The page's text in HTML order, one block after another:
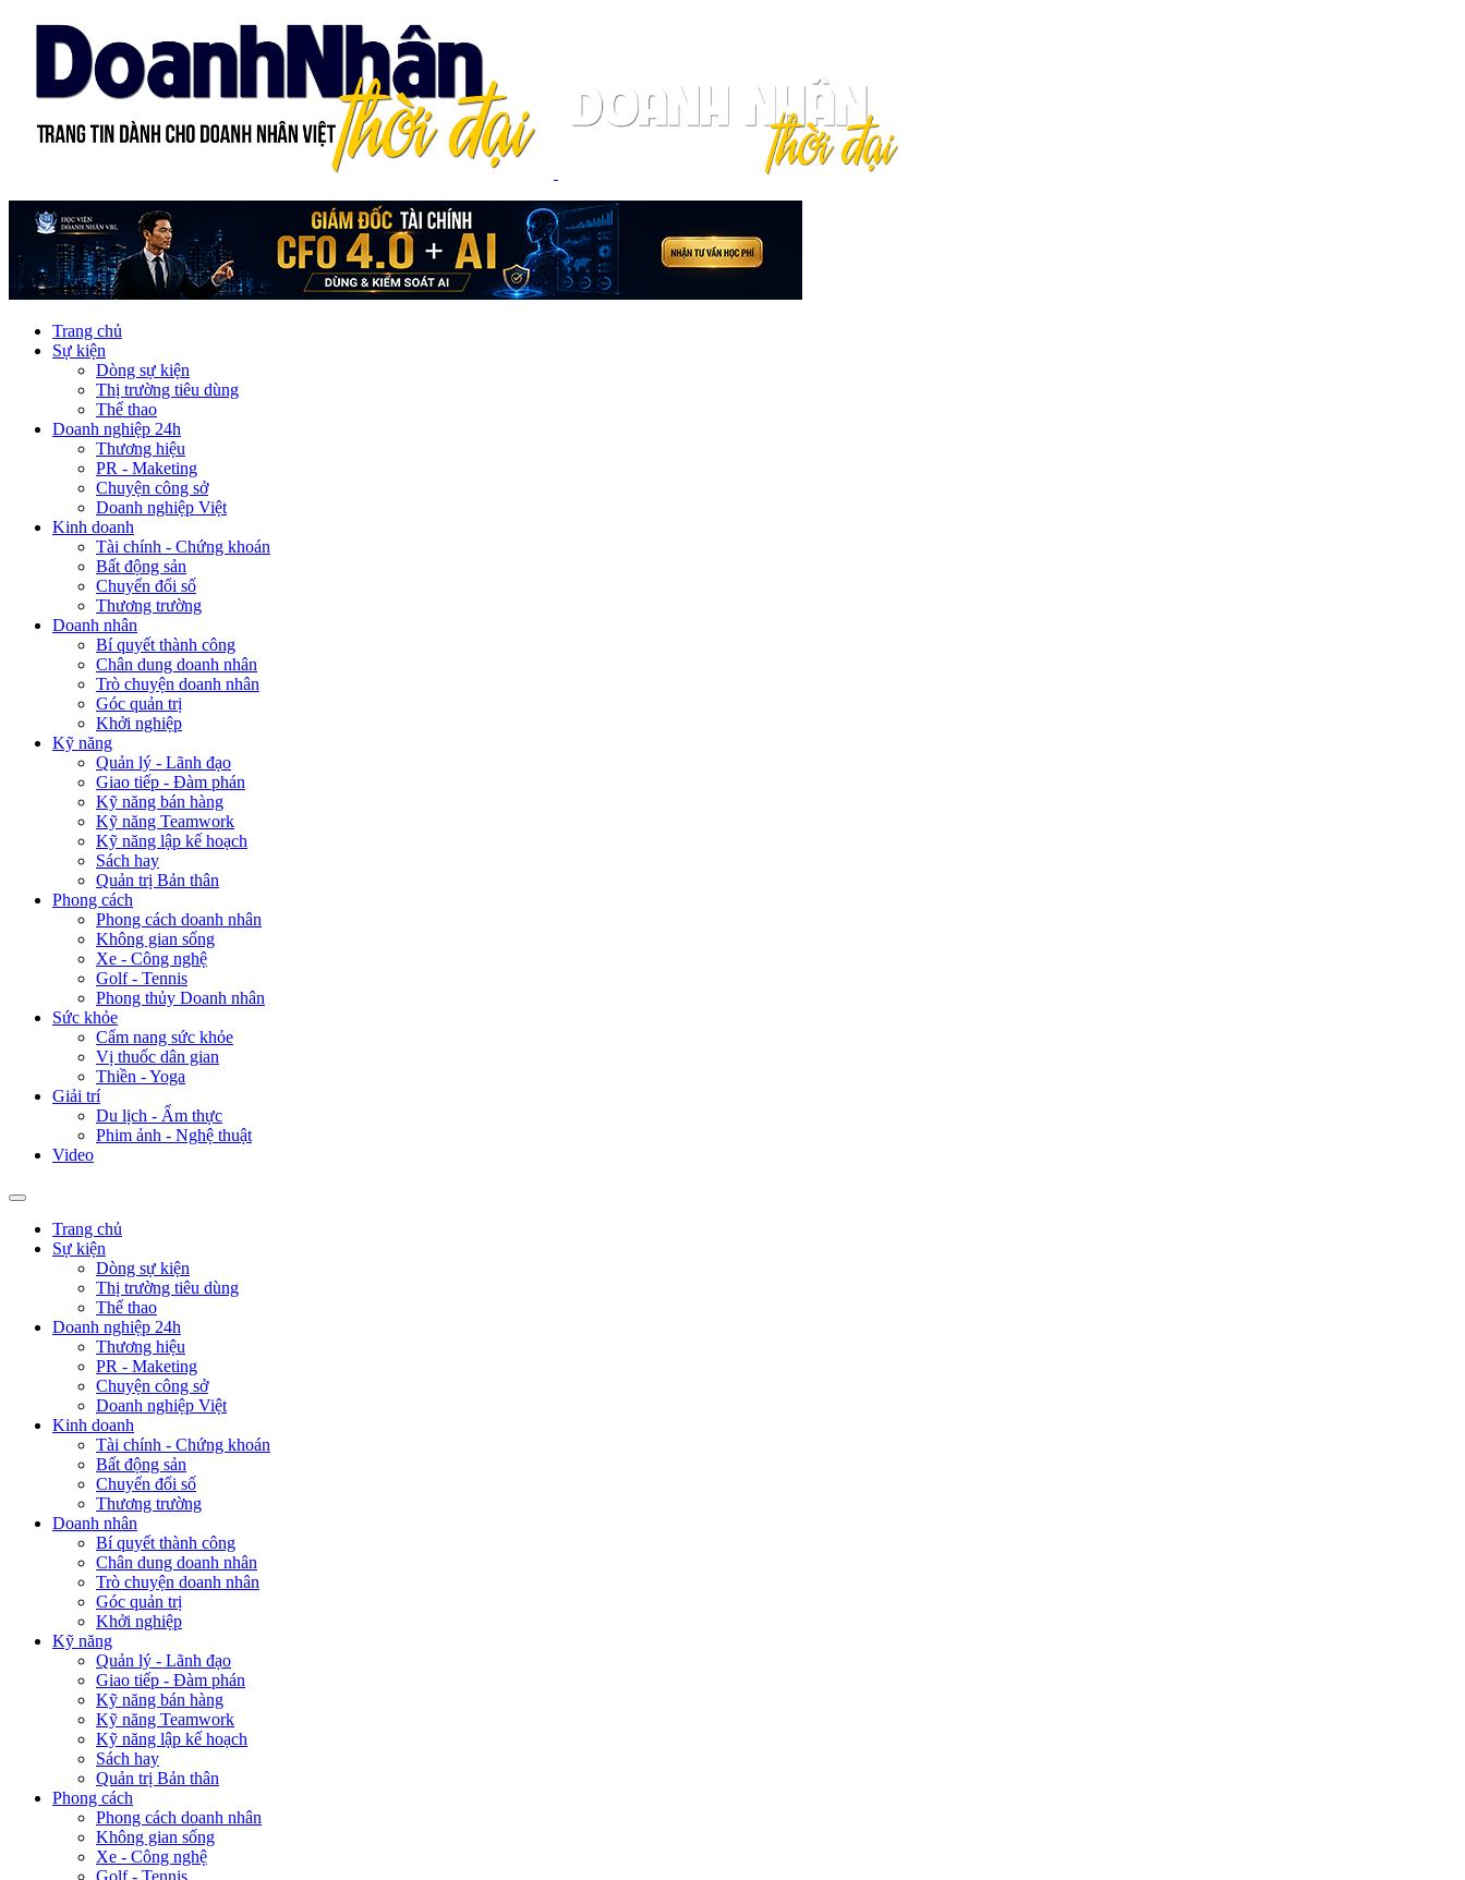
Trang chủ
Sự kiện
Dòng sự kiện
Thị trường tiêu dùng
Thể thao
Doanh nghiệp 24h
Thương hiệu
PR - Maketing
Chuyện công sở
Doanh nghiệp Việt
Kinh doanh
Tài chính - Chứng khoán
Bất động sản
Chuyển đổi số
Thương trường
Doanh nhân
Bí quyết thành công
Chân dung doanh nhân
Trò chuyện doanh nhân
Góc quản trị
Khởi nghiệp
Kỹ năng
Quản lý - Lãnh đạo
Giao tiếp - Đàm phán
Kỹ năng bán hàng
Kỹ năng Teamwork
Kỹ năng lập kế hoạch
Sách hay
Quản trị Bản thân
Phong cách
Phong cách doanh nhân
Không gian sống
Xe - Công nghệ
Golf - Tennis
Phong thủy Doanh nhân
Sức khỏe
Cẩm nang sức khỏe
Vị thuốc dân gian
Thiền - Yoga
Giải trí
Du lịch - Ẩm thực
Phim ảnh - Nghệ thuật
Video
Trang chủ
Sự kiện
Dòng sự kiện
Thị trường tiêu dùng
Thể thao
Doanh nghiệp 24h
Thương hiệu
PR - Maketing
Chuyện công sở
Doanh nghiệp Việt
Kinh doanh
Tài chính - Chứng khoán
Bất động sản
Chuyển đổi số
Thương trường
Doanh nhân
Bí quyết thành công
Chân dung doanh nhân
Trò chuyện doanh nhân
Góc quản trị
Khởi nghiệp
Kỹ năng
Quản lý - Lãnh đạo
Giao tiếp - Đàm phán
Kỹ năng bán hàng
Kỹ năng Teamwork
Kỹ năng lập kế hoạch
Sách hay
Quản trị Bản thân
Phong cách
Phong cách doanh nhân
Không gian sống
Xe - Công nghệ
Golf - Tennis